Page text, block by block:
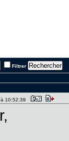
Filtrer
10:52:39